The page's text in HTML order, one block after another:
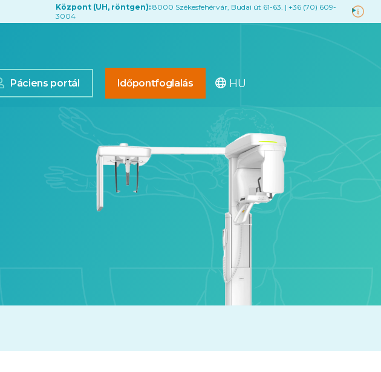
Központ (UH, röntgen): 8000 Székesfehérvár, Budai út 61-63. | +36 (70) 609-
3004
Páciens portál Időpontfoglalás HU